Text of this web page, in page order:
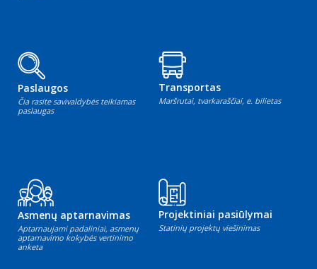
Paslaugos
Čia rasite savivaldybės teikiamas
paslaugas
Transportas
Maršrutai, tvarkaraščiai, e. bilietas
Asmenų aptarnavimas
Aptarnaujami padaliniai, asmenų
aptarnavimo kokybės vertinimo
anketa
Projektiniai pasiūlymai
Statinių projektų viešinimas